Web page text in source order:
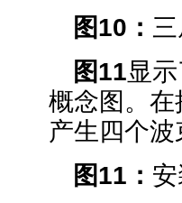
图10 ：
图11显
概念图。
产生四个
图11 ：